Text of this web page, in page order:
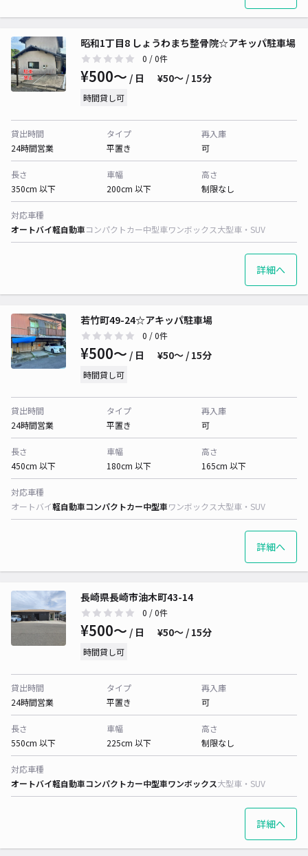
昭和1丁目8 しょうわまち整骨院☆アキッパ駐車場
0 / 0件
¥500〜 / 日 ¥50〜 / 15分
時間貸し可
貸出時間
24時間営業
タイプ
平置き
再入庫
可
長さ
350cm 以下
車幅
200cm 以下
高さ
制限なし
対応車種
オートバイ軽自動車コンパクトカー中型車ワンボックス大型車・SUV
詳細へ
若竹町49-24☆アキッパ駐車場
0 / 0件
¥500〜 / 日 ¥50〜 / 15分
時間貸し可
貸出時間
24時間営業
タイプ
平置き
再入庫
可
長さ
450cm 以下
車幅
180cm 以下
高さ
165cm 以下
対応車種
オートバイ軽自動車コンパクトカー中型車ワンボックス大型車・SUV
詳細へ
長崎県長崎市油木町43-14
0 / 0件
¥500〜 / 日 ¥50〜 / 15分
時間貸し可
貸出時間
24時間営業
タイプ
平置き
再入庫
可
長さ
550cm 以下
車幅
225cm 以下
高さ
制限なし
対応車種
オートバイ軽自動車コンパクトカー中型車ワンボックス大型車・SUV
詳細へ